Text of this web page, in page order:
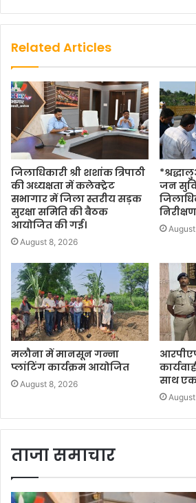
Related Articles
जिलाधिकारी श्री शशांक त्रिपाठी
की अध्यक्षता में कलेक्ट्रेट
सभागार में जिला स्तरीय सड़क
सुरक्षा समिति की बैठक
आयोजित की गई।
August 8, 2026
जन
मलौना में मानसून गन्ना
प्लांटिंग कार्यक्रम आयोजित
August 8, 2026
साथ
ताजा समाचार